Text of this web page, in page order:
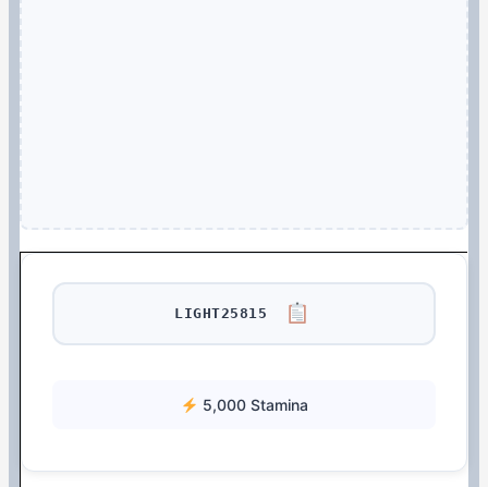
LIGHT25815
5,000 Stamina